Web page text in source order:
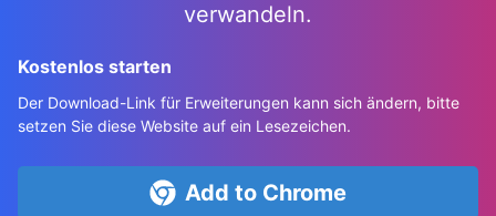
verwandeln.
Kostenlos starten
Der Download-Link für Erweiterungen kann sich ändern, bitte
setzen Sie diese Website auf ein Lesezeichen.
Add to Chrome